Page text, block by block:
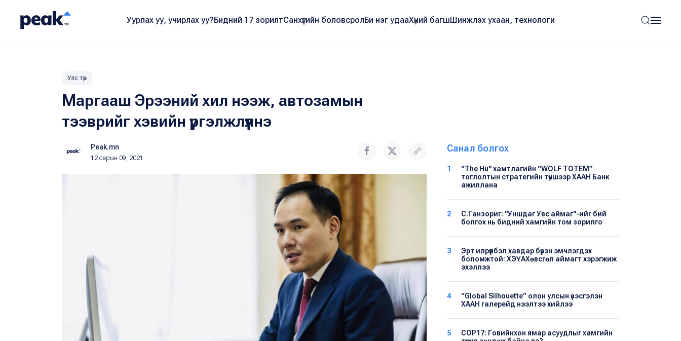
Уурлах уу, учирлах уу?Бидний 17 зорилтСанхүүгийн боловсролБи нэг удааХүний багшШинжлэх ухаан, технологи
Улс төр
Маргааш Эрээний хил нээж, автозамын
тээврийг хэвийн үргэлжлүүлнэ
Peak.mn
12 сарын 09, 2021
Санал болгох
1
“The Hu" хамтлагийн “WOLF TOTEM”
тоглолтын стратегийн түншээр ХААН Банк
ажиллана
2
С.Ганзориг: "Уншдаг Увс аймаг"-ийг бий
болгох нь бидний хамгийн том зорилго
3
Эрт илрүүлбэл хавдар бүрэн эмчлэгдэх
боломжтой: ХЭҮА​Хөвсгөл аймагт хэрэгжиж
эхэллээ
4
“Global Silhouette” олон улсын үзэсгэлэн
ХААН галерейд нээлтээ хийлээ
5
COP17: Говийнхон ямар асуудлыг хамгийн